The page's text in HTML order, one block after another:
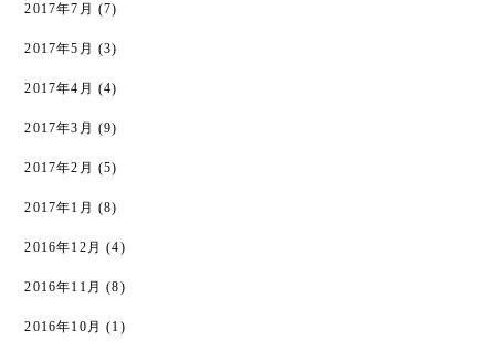
2017年7月 (7)
2017年5月 (3)
2017年4月 (4)
2017年3月 (9)
2017年2月 (5)
2017年1月 (8)
2016年12月 (4)
2016年11月 (8)
2016年10月 (1)